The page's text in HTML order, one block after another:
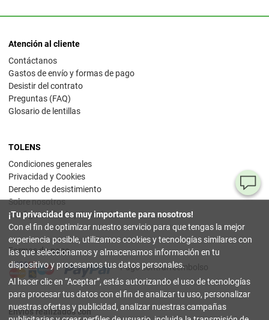
Atención al cliente
Contáctanos
Gastos de envío y formas de pago
Desistir del contrato
Preguntas (FAQ)
Glosario de lentillas
TOLENS
Condiciones generales
Privacidad y Cookies
Derecho de desistimiento
Sobre nosotros
Configuración de privacidad
Formas de pago
Pago contrarreembolso
Envíos realizados con
¡Tu privacidad es muy importante para nosotros!
Con el fin de optimizar nuestro servicio para que tengas la mejor
experiencia posible, utilizamos cookies y tecnologías similares con
las que seleccionamos y almacenamos información en tu
dispositivo y procesamos tus datos personales.
Al hacer clic en Aceptar , estás autorizando el uso de tecnologías
para procesar tus datos con el fin de analizar tu uso, personalizar
nuestras ofertas y publicidad, analizar nuestras campañas